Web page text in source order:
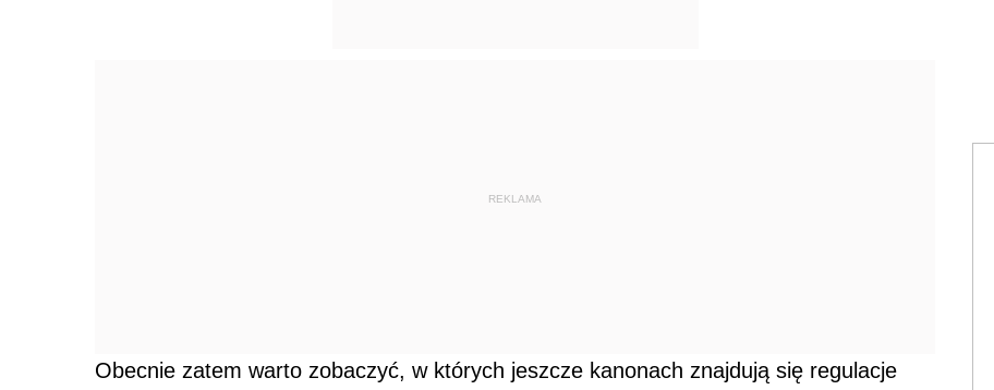
REKLAMA
Obecnie zatem warto zobaczyć, w których jeszcze kanonach znajdują się regulacje